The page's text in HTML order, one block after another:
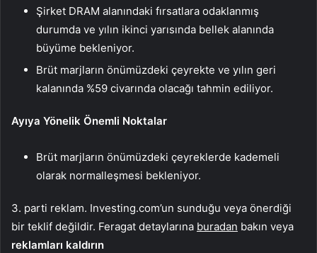
Şirket DRAM alanındaki fırsatlara odaklanmış
durumda ve yılın ikinci yarısında bellek alanında
büyüme bekleniyor.
Brüt marjların önümüzdeki çeyrekte ve yılın geri
kalanında %59 civarında olacağı tahmin ediliyor.
Ayıya Yönelik Önemli Noktalar
Brüt marjların önümüzdeki çeyreklerde kademeli
olarak normalleşmesi bekleniyor.
3. parti reklam. Investing.com’un sunduğu veya önerdiği
bir teklif değildir. Feragat detaylarına buradan bakın veya
reklamları kaldırın